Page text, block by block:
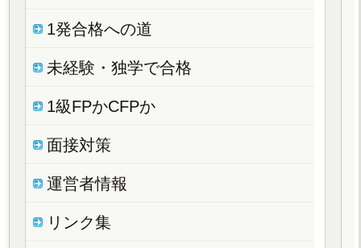
1発合格への道
未経験・独学で合格
1級FPかCFPか
面接対策
運営者情報
リンク集